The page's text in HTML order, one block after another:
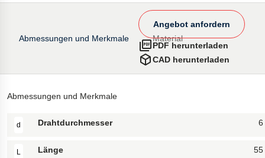
Abmessungen und Merkmale Material
CAD herunterladen
PDF herunterladen
Angebot anfordern
Abmessungen und Merkmale
d Drahtdurchmesser 6
L Länge 55